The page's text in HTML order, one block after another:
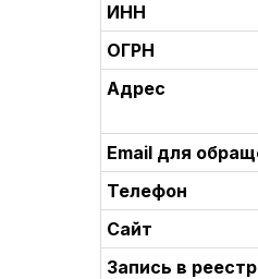
ИНН
ОГРН
Адрес
Email для
Телефон
Сайт
Запись в